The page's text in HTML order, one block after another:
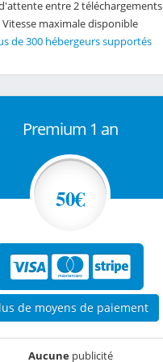
entre 2 téléchargements
Vitesse maximale disponible
de 300 hébergeurs supportés
Premium 1 an
50€
de moyens de paiement
Aucunepublicité